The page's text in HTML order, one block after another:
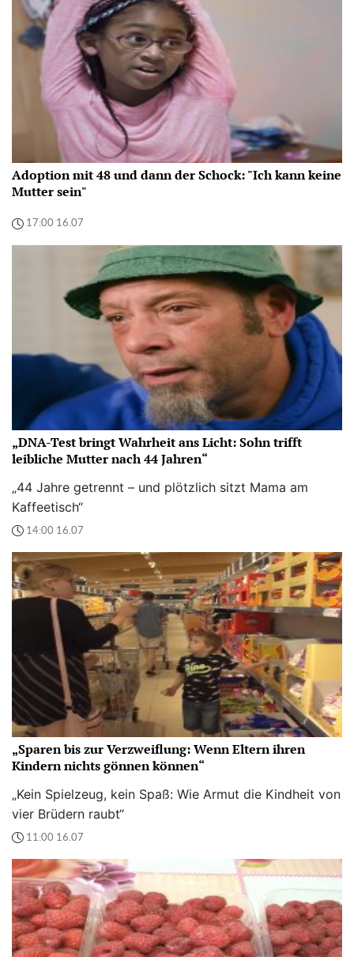
Adoption mit 48 und dann der Schock: "Ich kann keine
Mutter sein"
17:00 16.07
„DNA-Test bringt Wahrheit ans Licht: Sohn trifft
leibliche Mutter nach 44 Jahren“
„44 Jahre getrennt – und plötzlich sitzt Mama am
Kaffeetisch“
14:00 16.07
„Sparen bis zur Verzweiflung: Wenn Eltern ihren
Kindern nichts gönnen können“
„Kein Spielzeug, kein Spaß: Wie Armut die Kindheit von
vier Brüdern raubt“
11:00 16.07